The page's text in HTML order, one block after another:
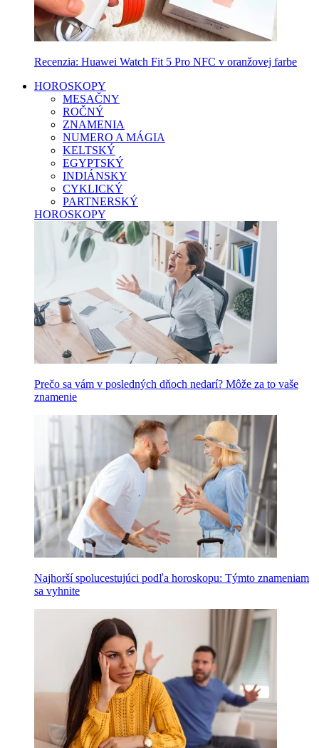
Recenzia: Huawei Watch Fit 5 Pro NFC v oranžovej farbe
HOROSKOPY
MESAČNY
ROČNÝ
ZNAMENIA
NUMERO A MÁGIA
KELTSKÝ
EGYPTSKÝ
INDIÁNSKY
CYKLICKÝ
PARTNERSKÝ
HOROSKOPY
Prečo sa vám v posledných dňoch nedarí? Môže za to vaše
znamenie
Najhorší spolucestujúci podľa horoskopu: Týmto znameniam
sa vyhnite